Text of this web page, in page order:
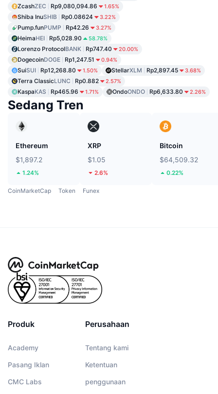
ZcashZEC Rp9,080,094.86 1.65%
Shiba InuSHIB Rp0.08624 3.22%
Pump.funPUMP Rp42.26 3.27%
HeimaHEI Rp5,028.90 58.78%
Lorenzo ProtocolBANK Rp747.40 20.00%
DogecoinDOGE Rp1,247.51 0.94%
SuiSUI Rp12,268.80 1.50% StellarXLM Rp2,897.45 3.68%
Terra ClassicLUNC Rp0.882 2.57%
KaspaKAS Rp465.96 1.71% OndoONDO Rp6,633.80 2.26%
Sedang Tren
Ethereum
$1,897.2
1.24%
XRP
$1.05
2.6%
Bitcoin
$64,509.32
0.22%
CoinMarketCap Token Funex
Produk
Academy
Pasang Iklan
CMC Labs
Perusahaan
Tentang kami
Ketentuan
penggunaan